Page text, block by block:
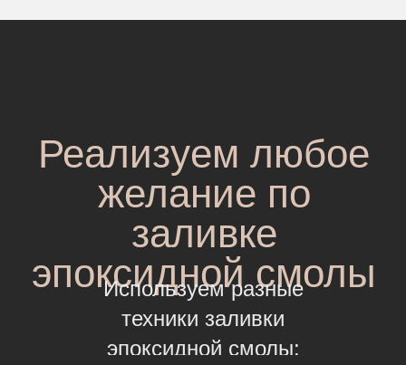
Реализуем любое
желание по
заливке
эпоксидной смолы
Используем разные
техники заливки
эпоксидной смолы: